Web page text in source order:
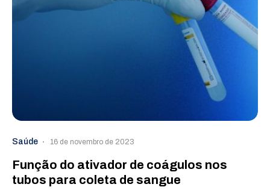
Saúde 16 de novembro de 2023
Função do ativador de coágulos nos
tubos para coleta de sangue